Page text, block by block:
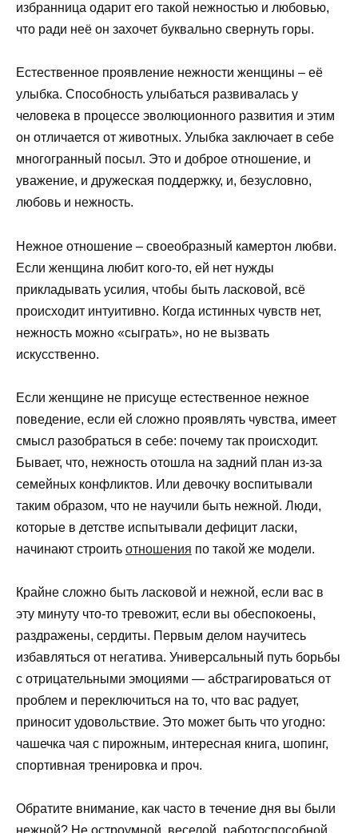
избранница одарит его такой нежностью и любовью,
что ради неё он захочет буквально свернуть горы.
Естественное проявление нежности женщины – её
улыбка. Способность улыбаться развивалась у
человека в процессе эволюционного развития и этим
он отличается от животных. Улыбка заключает в себе
многогранный посыл. Это и доброе отношение, и
уважение, и дружеская поддержку, и, безусловно,
любовь и нежность.
Нежное отношение – своеобразный камертон любви.
Если женщина любит кого-то, ей нет нужды
прикладывать усилия, чтобы быть ласковой, всё
происходит интуитивно. Когда истинных чувств нет,
нежность можно «сыграть», но не вызвать
искусственно.
Если женщине не присуще естественное нежное
поведение, если ей сложно проявлять чувства, имеет
смысл разобраться в себе: почему так происходит.
Бывает, что, нежность отошла на задний план из-за
семейных конфликтов. Или девочку воспитывали
таким образом, что не научили быть нежной. Люди,
которые в детстве испытывали дефицит ласки,
начинают строить отношения по такой же модели.
Крайне сложно быть ласковой и нежной, если вас в
эту минуту что-то тревожит, если вы обеспокоены,
раздражены, сердиты. Первым делом научитесь
избавляться от негатива. Универсальный путь борьбы
с отрицательными эмоциями — абстрагироваться от
проблем и переключиться на то, что вас радует,
приносит удовольствие. Это может быть что угодно:
чашечка чая с пирожным, интересная книга, шопинг,
спортивная тренировка и проч.
Обратите внимание, как часто в течение дня вы были
нежной? Не остроумной, веселой, работоспособной,